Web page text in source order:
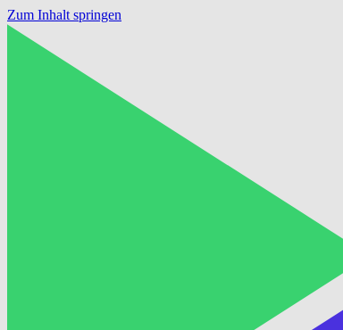
Zum Inhalt springen